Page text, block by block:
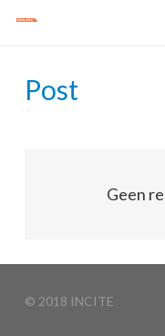
Post
Geen
© 2018 INCITE